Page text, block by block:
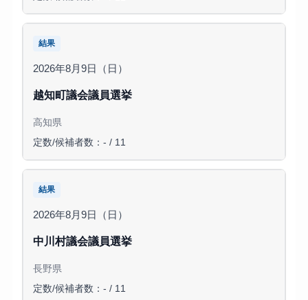
結果
2026年8月9日（日）
越知町議会議員選挙
高知県
定数/候補者数：- / 11
結果
2026年8月9日（日）
中川村議会議員選挙
長野県
定数/候補者数：- / 11